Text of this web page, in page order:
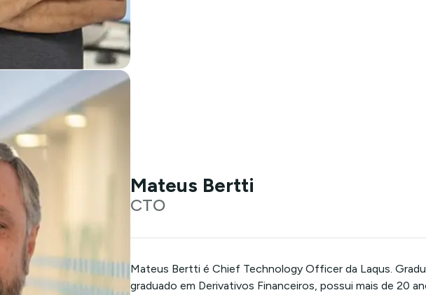
Mateus Bertti
CTO
Mateus Bertti é Chief Technology Officer da Laqus.
graduado em Derivativos Financeiros, possui mais de 20